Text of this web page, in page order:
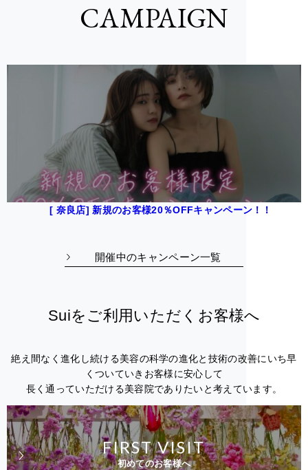
CAMPAIGN
[ 奈良店] 新規のお客様20％OFFキャンペーン！！
開催中のキャンペーン一覧
Suiをご利用いただくお客様へ
絶え間なく進化し続ける美容の科学の進化と技術の改善にいち早
くついていきお客様に安心して
長く通っていただける美容院でありたいと考えています。
初めてのお客様へ
FIRST VISIT